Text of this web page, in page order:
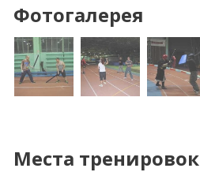
Фотогалерея
Места тренировок